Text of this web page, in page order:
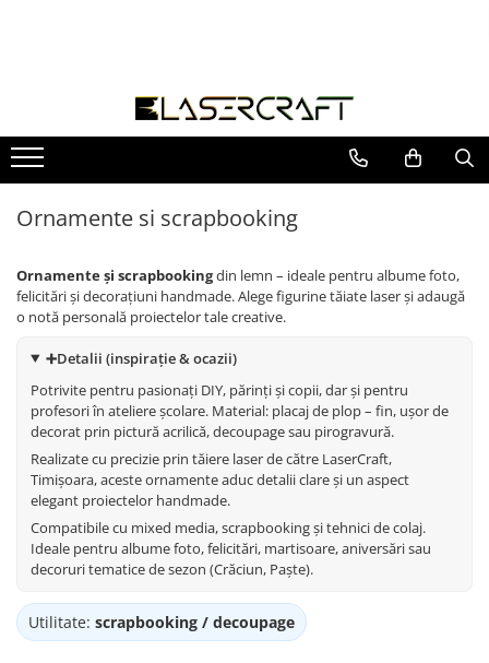
Bijuterii, suporturi, oglinzi
Bijuterii
Suporturi bijuterii
Cadrane ceas, cifre
Cifre pentru ceas
Decoratiuni casa
Bucatarie
Decor interior
Figurine
Copaci, frunze, flori, fructe
Figurine diverse
Fluturi, pasari, animale
Mijloace de transport
Seturi figurine diverse
Forme vintage
Ornamente si scrapbooking
Scrapbooking
Baze Led si accesorii
Din lemn masiv
Baze licheni simple
Baze licheni, cu rama
Caketoppere
Candy bar
Numere de masa
Scoala si gradinita
Forme pentru cusut
Forme pentru pictat
Kituri Creative
Puzzle
Litere
Litere model G
Articole Religioase
1 Decembrie
1 Iunie - Ziua Copilului
24 Ianuarie
Craciun
Halloween
Martisor
Paste
Valentine's Day, Dragobete
Ornamente si scrapbooking
Ornamente și scrapbookingdin lemn – ideale pentru albume foto,
felicitări și decorațiuni handmade. Alege figurine tăiate laser și adaugă
o notă personală proiectelor tale creative.
➕Detalii (inspirație & ocazii)
Potrivite pentru pasionați DIY, părinți și copii, dar și pentru
profesori în ateliere școlare. Material: placaj de plop – fin, ușor de
decorat prin pictură acrilică, decoupage sau pirogravură.
Realizate cu precizie prin tăiere laser de către LaserCraft,
Timișoara, aceste ornamente aduc detalii clare și un aspect
elegant proiectelor handmade.
Compatibile cu mixed media, scrapbooking și tehnici de colaj.
Ideale pentru albume foto, felicitări, martisoare, aniversări sau
decoruri tematice de sezon (Crăciun, Paște).
Utilitate: scrapbooking / decoupage